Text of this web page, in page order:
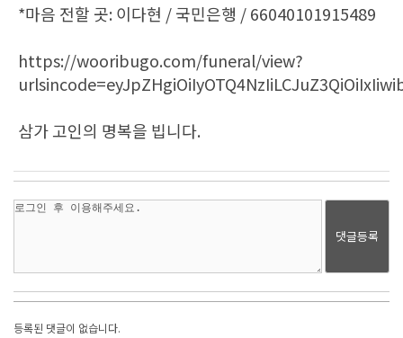
*마음 전할 곳: 이다현 / 국민은행 / 66040101915489
https://wooribugo.com/funeral/view?
삼가 고인의 명복을 빕니다.
댓글등록
등록된 댓글이 없습니다.